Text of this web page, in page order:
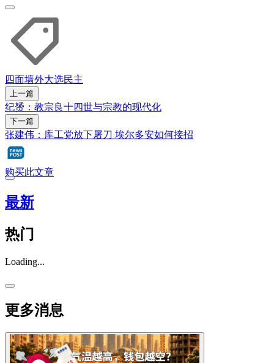
四面墙外大选民主
上一篇
纪赟：教宗良十四世与宗教的现代化
下一篇
张建伟：库工党放下屠刀 埃尔多安如何接招
购买此文章
最新
热门
Loading...
更多消息